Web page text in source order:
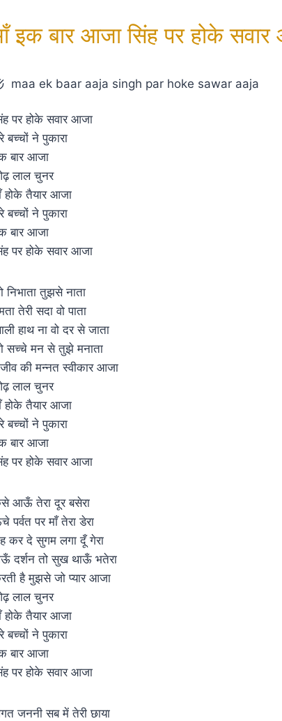
इक बार आजा सिंह पर होके
maa ek baar aaja singh par hoke sawar aaja
पर होके सवार आजा
बच्चों ने पुकारा
बार आजा
लाल चुनर
होके तैयार आजा
बच्चों ने पुकारा
बार आजा
पर होके सवार आजा
निभाता तुझसे नाता
तेरी सदा वो पाता
हाथ ना वो दर से जाता
सच्चे मन से तुझे मनाता
की मन्नत स्वीकार आजा
लाल चुनर
होके तैयार आजा
बच्चों ने पुकारा
बार आजा
पर होके सवार आजा
आऊँ तेरा दूर बसेरा
पर्वत पर माँ तेरा डेरा
कर दे सुगम लगा दूँ गेरा
दर्शन तो सुख थाऊँ भतेरा
है मुझसे जो प्यार आजा
लाल चुनर
होके तैयार आजा
बच्चों ने पुकारा
बार आजा
पर होके सवार आजा
जननी सब में तेरी छाया